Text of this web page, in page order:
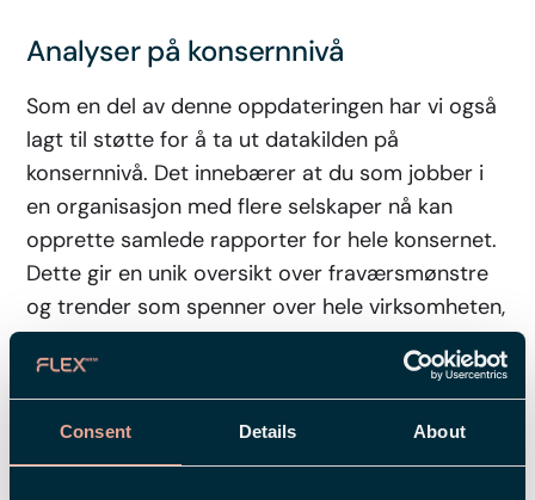
Consent Details About
Analyser på konsernnivå
Som en del av denne oppdateringen har vi også
lagt til støtte for å ta ut datakilden på
konsernnivå. Det innebærer at du som jobber i
en organisasjon med flere selskaper nå kan
opprette samlede rapporter for hele konsernet.
Dette gir en unik oversikt over fraværsmønstre
og trender som spenner over hele virksomheten,
noe som er et verdifullt verktøy for strategiske
beslutninger.
Gjennom disse forbedringene hjelper Flex HRM
deg med å gå fra bare data til faktiske innsikter,